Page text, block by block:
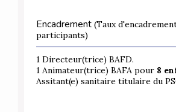
Encadrement (Taux
participants)
1 Directeur(trice) BAFD.
1 Animateur(trice) BAFA pour 8
Assitant(e) sanitaire titulaire du